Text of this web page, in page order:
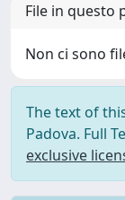
File in questo
Non ci sono
The text of
Padova. Full
exclusive